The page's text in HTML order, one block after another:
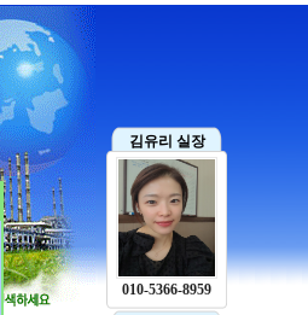
김유리 실장
010-5366-8959